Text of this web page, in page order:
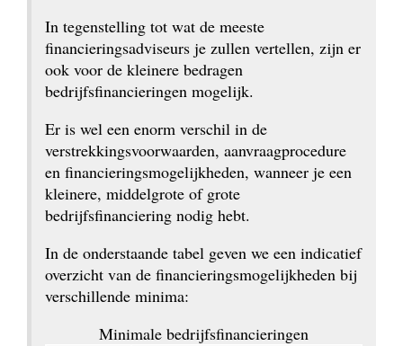
In tegenstelling tot wat de meeste
financieringsadviseurs je zullen vertellen, zijn er
ook voor de kleinere bedragen
bedrijfsfinancieringen mogelijk.
Er is wel een enorm verschil in de
verstrekkingsvoorwaarden, aanvraagprocedure
en financieringsmogelijkheden, wanneer je een
kleinere, middelgrote of grote
bedrijfsfinanciering nodig hebt.
In de onderstaande tabel geven we een indicatief
overzicht van de financieringsmogelijkheden bij
verschillende minima:
Minimale bedrijfsfinancieringen